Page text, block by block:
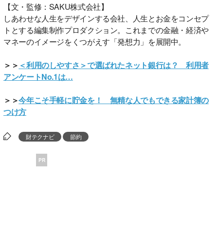
【文・監修：SAKU株式会社】
しあわせな人生をデザインする会社、人生とお金をコンセプ
トとする編集制作プロダクション。これまでの金融・経済や
マネーのイメージをくつがえす「発想力」を展開中。
＞＞ ＜利用のしやすさ＞で選ばれたネット銀行は？ 利用者
アンケートNo.1は…
＞＞今年こそ手軽に貯金を！ 無精な人でもできる家計簿の
つけ方
財テクナビ 節約
PR